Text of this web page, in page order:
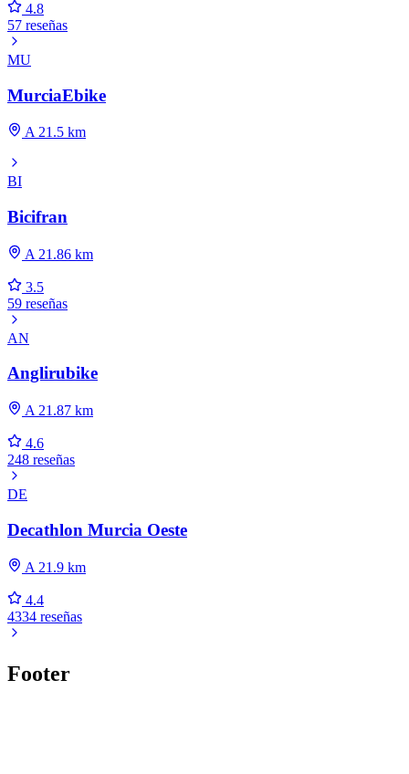
4.8
57 reseñas
MU
MurciaEbike
A 21.5 km
BI
Bicifran
A 21.86 km
3.5
59 reseñas
AN
Anglirubike
A 21.87 km
4.6
248 reseñas
DE
Decathlon Murcia Oeste
A 21.9 km
4.4
4334 reseñas
Footer